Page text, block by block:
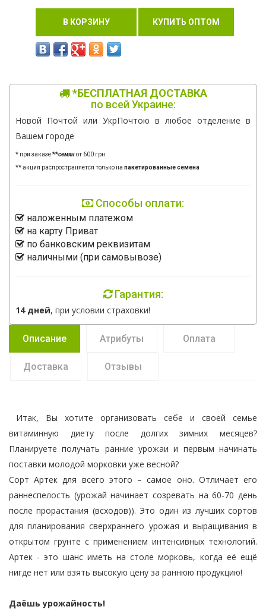
В КОРЗИНУ КУПИТЬ ОПТОМ
*БЕСПЛАТНАЯ ДОСТАВКА
по всей Украине:
Новой Почтой или УкрПочтою в любое отделение в
Вашем городе
* при заказе**семянот 600 грн
** акция распространяется только на пакетированные семена
Способы оплати:
наложенным платежом
на карту Приват
по банковским реквизитам
наличными (при самовывозе)
Гарантия:
14 дней, при условии страховки!
Описание Атрибуты Оплата
Доставка Отзывы
Итак, Вы хотите организовать себе и своей семье
витаминную диету после долгих зимних месяцев?
Планируете получать ранние урожаи и первым начинать
поставки молодой морковки уже весной?
Сорт Артек для всего этого – самое оно. Отличает его
раннеспелость (урожай начинает созревать на 60-70 день
после прорастания (всходов)). Это один из лучших сортов
для планирования сверхраннего урожая и выращивания в
открытом грунте с применением интенсивных технологий.
Артек - это шанс иметь на столе морковь, когда её ещё
нигде нет или взять высокую цену за раннюю продукцию!
Даёшь урожайность!